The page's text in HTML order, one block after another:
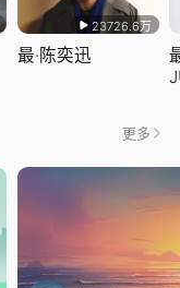
23726.6万
最·陈奕迅
更多